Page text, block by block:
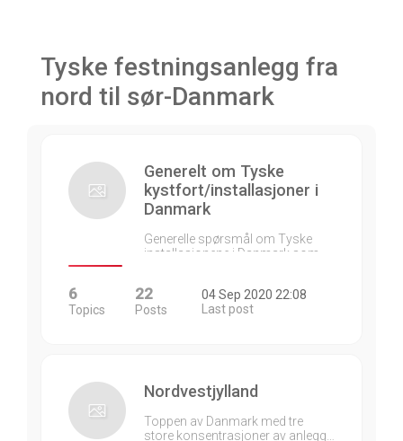
Tyske festningsanlegg fra
nord til sør-Danmark
Generelt om Tyske
kystfort/installasjoner i
Danmark
Generelle spørsmål om Tyske
installasjonene i Danmark som…
6
Topics
22
Posts
04 Sep 2020 22:08
Last post
Nordvestjylland
Toppen av Danmark med tre
store konsentrasjoner av anlegg…